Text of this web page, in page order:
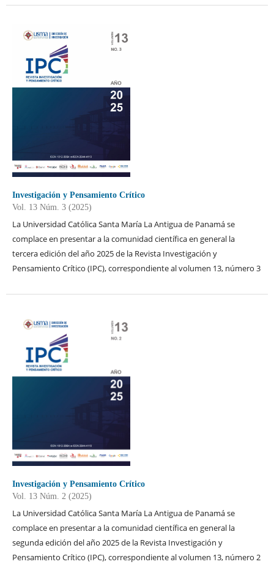
Investigación y Pensamiento Crítico
Vol. 13 Núm. 3 (2025)
La Universidad Católica Santa María La Antigua de Panamá se
complace en presentar a la comunidad científica en general la
tercera edición del año 2025 de la Revista Investigación y
Pensamiento Crítico (IPC), correspondiente al volumen 13, número 3
Investigación y Pensamiento Crítico
Vol. 13 Núm. 2 (2025)
La Universidad Católica Santa María La Antigua de Panamá se
complace en presentar a la comunidad científica en general la
segunda edición del año 2025 de la Revista Investigación y
Pensamiento Crítico (IPC), correspondiente al volumen 13, número 2